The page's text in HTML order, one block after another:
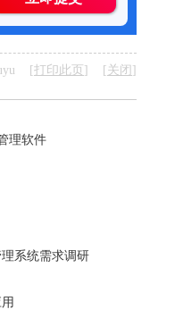
[打印此页 ] [关闭 ]
理软件
系统需求调研